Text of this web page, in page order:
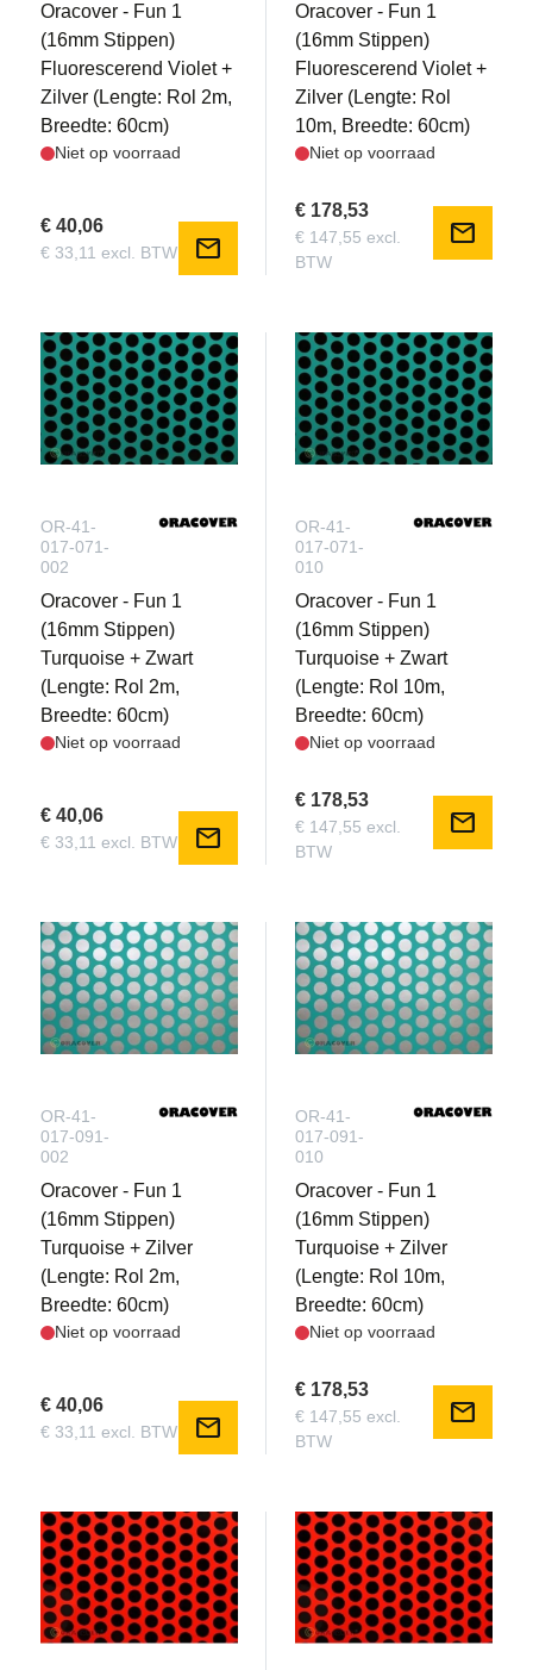
Oracover - Fun 1
(16mm Stippen)
Fluorescerend Violet +
Zilver (Lengte: Rol 2m,
Breedte: 60cm)
Niet op voorraad
€ 40,06
€ 33,11 excl. BTW mail
Oracover - Fun 1
(16mm Stippen)
Fluorescerend Violet +
Zilver (Lengte: Rol
10m, Breedte: 60cm)
Niet op voorraad
€ 178,53
€ 147,55 excl.
BTW
mail
OR-41-
017-071-
002
Oracover - Fun 1
(16mm Stippen)
Turquoise + Zwart
(Lengte: Rol 2m,
Breedte: 60cm)
Niet op voorraad
€ 40,06
€ 33,11 excl. BTW mail
OR-41-
017-071-
010
Oracover - Fun 1
(16mm Stippen)
Turquoise + Zwart
(Lengte: Rol 10m,
Breedte: 60cm)
Niet op voorraad
€ 178,53
€ 147,55 excl.
BTW
mail
OR-41-
017-091-
002
Oracover - Fun 1
(16mm Stippen)
Turquoise + Zilver
(Lengte: Rol 2m,
Breedte: 60cm)
Niet op voorraad
€ 40,06
€ 33,11 excl. BTW mail
OR-41-
017-091-
010
Oracover - Fun 1
(16mm Stippen)
Turquoise + Zilver
(Lengte: Rol 10m,
Breedte: 60cm)
Niet op voorraad
€ 178,53
€ 147,55 excl.
BTW
mail